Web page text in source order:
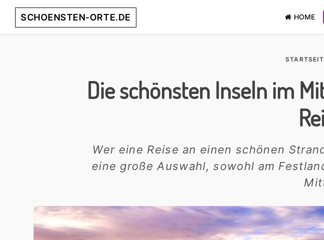
Skip
Skip
Skip
Skip
SCHOENSTEN-ORTE.DE HOME
Die schönsten Inseln im
Wer eine Reise an einen schönen
eine große Auswahl, sowohl am